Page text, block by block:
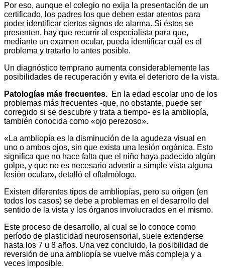
Por eso, aunque el colegio no exija la presentación de un
certificado, los padres los que deben estar atentos para
poder identificar ciertos signos de alarma. Si éstos se
presenten, hay que recurrir al especialista para que,
mediante un examen ocular, pueda identificar cuál es el
problema y tratarlo lo antes posible.
Un diagnóstico temprano aumenta considerablemente las
posibilidades de recuperación y evita el deterioro de la vista.
Patologías más frecuentes. En la edad escolar uno de los
problemas más frecuentes -que, no obstante, puede ser
corregido si se descubre y trata a tiempo- es la ambliopía,
también conocida como «ojo perezoso».
«La ambliopía es la disminución de la agudeza visual en
uno o ambos ojos, sin que exista una lesión orgánica. Esto
significa que no hace falta que el niño haya padecido algún
golpe, y que no es necesario advertir a simple vista alguna
lesión ocular», detalló el oftalmólogo.
Existen diferentes tipos de ambliopías, pero su origen (en
todos los casos) se debe a problemas en el desarrollo del
sentido de la vista y los órganos involucrados en el mismo.
Este proceso de desarrollo, al cual se lo conoce como
período de plasticidad neurosensorial, suele extenderse
hasta los 7 u 8 años. Una vez concluido, la posibilidad de
reversión de una ambliopía se vuelve más compleja y a
veces imposible.